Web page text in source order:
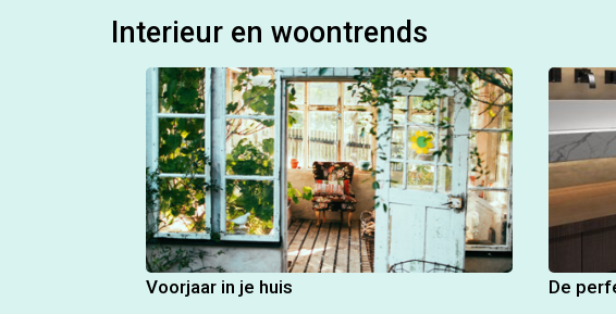
Interieur en woontrends
Voorjaar in je huis De